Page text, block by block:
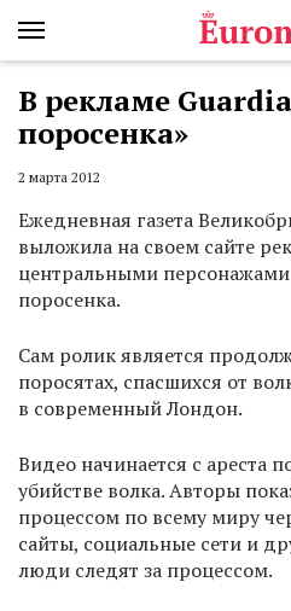
В рекламе
поросенка»
2 марта 2012
Ежедневная газета
выложила на своем сайте
центральными персонажами
поросенка.
Сам ролик является
поросятах, спасшихся от
в современный Лондон.
Видео начинается с ареста
убийстве волка. Авторы
процессом по всему миру
сайты, социальные сети и
люди следят за процессом.